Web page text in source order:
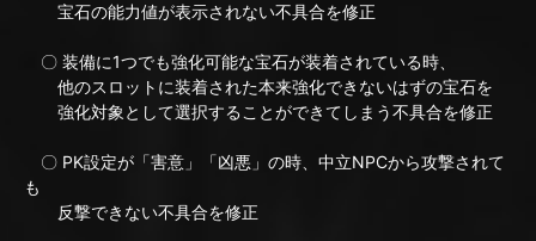
宝石の能力値が表示されない不具合を修正
〇 装備に1つでも強化可能な宝石が装着されている時、
他のスロットに装着された本来強化できないはずの宝石を
強化対象として選択することができてしまう不具合を修正
〇 PK設定が「害意」「凶悪」の時、中立NPCから攻撃されて
も
反撃できない不具合を修正